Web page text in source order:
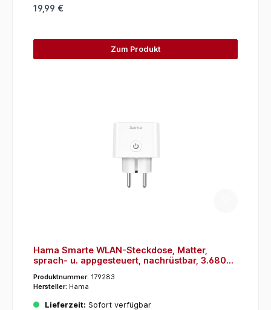
19,99 €
Zum Produkt
Hama Smarte WLAN-Steckdose, Matter,
sprach- u. appgesteuert, nachrüstbar, 3.680W
Produktnummer: 179283
Hersteller: Hama
Lieferzeit: Sofort verfügbar